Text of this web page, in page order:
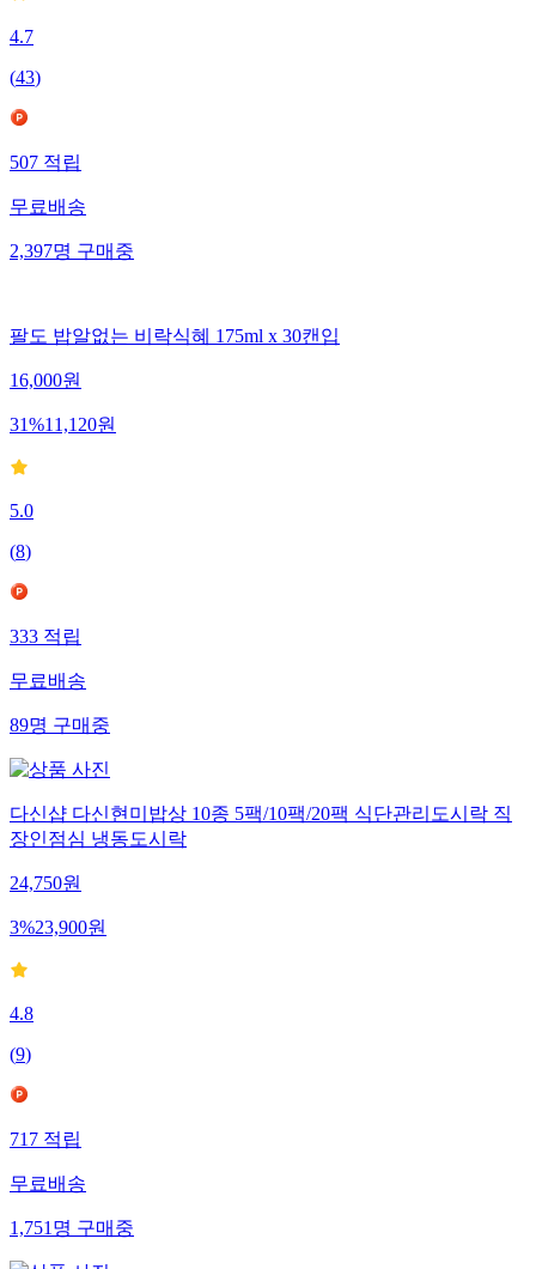
4.7
(43)
507적립
무료배송
2,397명구매중
팔도 밥알없는 비락식혜 175ml x 30캔입
16,000원
31%11,120원
5.0
(8)
333적립
무료배송
89명구매중
다신샵 다신현미밥상 10종 5팩/10팩/20팩 식단관리도시락 직
장인점심 냉동도시락
24,750원
3%23,900원
4.8
(9)
717적립
무료배송
1,751명구매중